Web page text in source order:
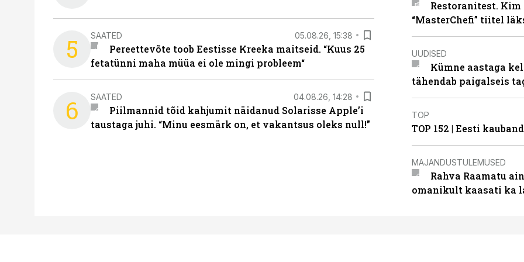
5
SAATED 05.08.26, 15:38
Pereettevõte toob Eestisse Kreeka maitseid. “Kuus 25
fetatünni maha müüa ei ole mingi probleem“
6 SAATED 04.08.26, 14:28
Piilmannid tõid kahjumit näidanud Solarisse Apple’i
taustaga juhi. “Minu eesmärk on, et vakantsus oleks null!”
Restoranitest.
“MasterChefi” tiitel
UUDISED
Kümne aastaga
tähendab paigalseis
TOP
TOP 152 | Eesti
MAJANDUSTULEMUSED
Rahva Raamatu
omanikult kaasati ka